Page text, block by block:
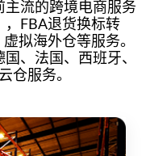
主流的跨境电商服务
，FBA退货换标转
拟海外仓等服务。
、法国、西班牙、
仓服务。